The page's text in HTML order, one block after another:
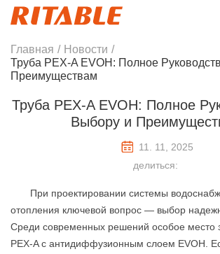
Главная / Новости /
Труба PEX-A EVOH: Полное
Преимуществам
Труба PEX-A EVOH: Полное
Выбору и
11. 11, 2025
делиться:
При проектировании системы
отопления ключевой вопрос — выбор
Среди современных решений особое место
PEX-A с антидиффузионным слоем EVOH.